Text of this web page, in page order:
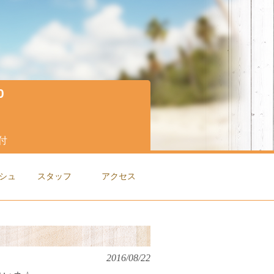
ュ スタッフ アクセス
2016/08/22